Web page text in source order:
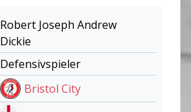
Robert Joseph Andrew
Dickie
Defensivspieler
Bristol City